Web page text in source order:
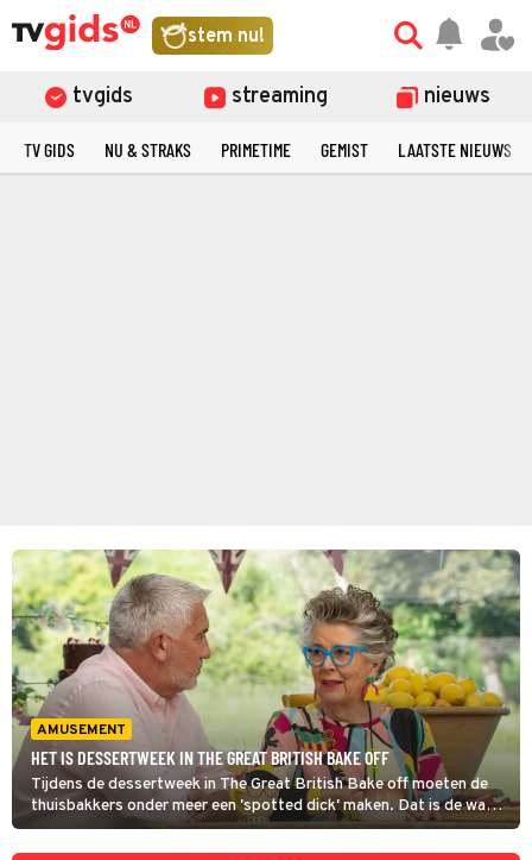
stem nu!
tvgids streaming nieuws
TV GIDS NU & STRAKS PRIMETIME GEMIST LAATSTE NIEUWS
AMUSEMENT
HET IS DESSERTWEEK IN THE GREAT BRITISH BAKE OFF
Tijdens de dessertweek in The Great British Bake off moeten de
thuisbakkers onder meer een 'spotted dick' maken. Dat is de wat
dubieuze naam voor een klassieke Britse pudding met krenten en
rozijnen. Dylans creatie valt goed in de smaak bij de jury.